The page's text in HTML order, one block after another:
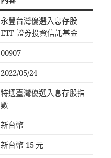
永豐台灣優選入息存股
ETF 證券投資信託基金
00907
2022/05/24
特選臺灣優選入息存股指
數
新台幣
新台幣 15 元